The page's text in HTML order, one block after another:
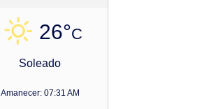
26°C
Soleado
Amanecer: 07:31 AM